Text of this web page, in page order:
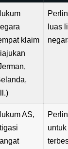
klaim
luas
AS,